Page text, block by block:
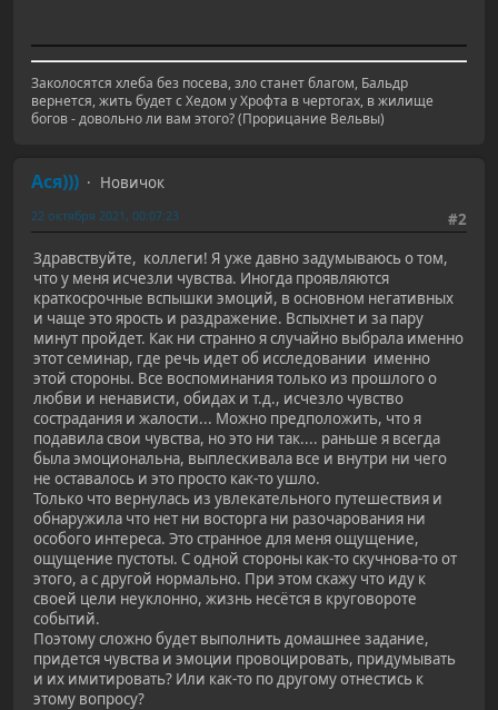
Заколосятся хлеба без посева, зло станет благом, Бальдр
вернется, жить будет с Хедом у Хрофта в чертогах, в жилище
богов - довольно ли вам этого? (Прорицание Вельвы)
Ася)))
Новичок
#2
22 октября 2021, 00:07:23
Здравствуйте, коллеги! Я уже давно задумываюсь о том,
что у меня исчезли чувства. Иногда проявляются
краткосрочные вспышки эмоций, в основном негативных
и чаще это ярость и раздражение. Вспыхнет и за пару
минут пройдет. Как ни странно я случайно выбрала именно
этот семинар, где речь идет об исследовании именно
этой стороны. Все воспоминания только из прошлого о
любви и ненависти, обидах и т.д., исчезло чувство
сострадания и жалости... Можно предположить, что я
подавила свои чувства, но это ни так.... раньше я всегда
была эмоциональна, выплескивала все и внутри ни чего
не оставалось и это просто как-то ушло.
Только что вернулась из увлекательного путешествия и
обнаружила что нет ни восторга ни разочарования ни
особого интереса. Это странное для меня ощущение,
ощущение пустоты. С одной стороны как-то скучнова-то от
этого, а с другой нормально. При этом скажу что иду к
своей цели неуклонно, жизнь несётся в круговороте
событий.
Поэтому сложно будет выполнить домашнее задание,
придется чувства и эмоции провоцировать, придумывать
и их имитировать? Или как-то по другому отнестись к
этому вопросу?